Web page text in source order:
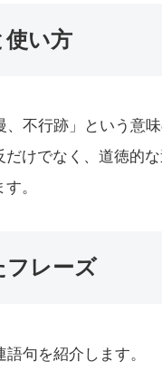
使い方
、不行跡」という意
けでなく、道徳的
。
フレーズ
句を紹介します。